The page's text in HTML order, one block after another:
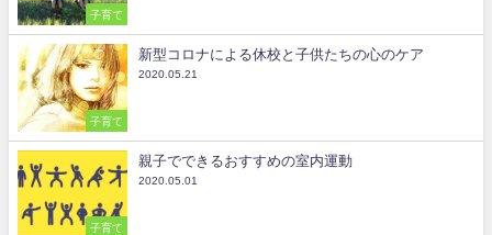
子育て
子育て
新型コロナによる休校と子供たちの心のケア
2020.05.21
子育て
親子でできるおすすめの室内運動
2020.05.01